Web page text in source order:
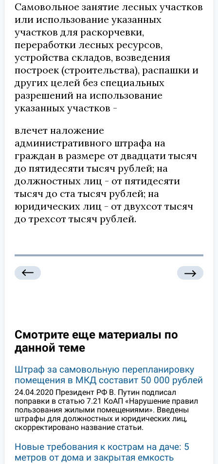
Самовольное занятие лесных участков
или использование указанных
участков для раскорчевки,
переработки лесных ресурсов,
устройства складов, возведения
построек (строительства), распашки и
других целей без специальных
разрешений на использование
указанных участков -
влечет наложение
административного штрафа на
граждан в размере от двадцати тысяч
до пятидесяти тысяч рублей; на
должностных лиц - от пятидесяти
тысяч до ста тысяч рублей; на
юридических лиц - от двухсот тысяч
до трехсот тысяч рублей.
Смотрите еще материалы по
данной теме
Штраф за самовольную перепланировку
помещения в МКД составит 50 000 рублей
24.04.2020 Президент РФ В. Путин подписал
поправки в статью 7.21 КоАП «Нарушение правил
пользования жилыми помещениями». Введены
штрафы для должностных и юридических лиц,
скорректировано название статьи.
Новые требования к кострам на даче: 5
метров от дома и закрытая емкость